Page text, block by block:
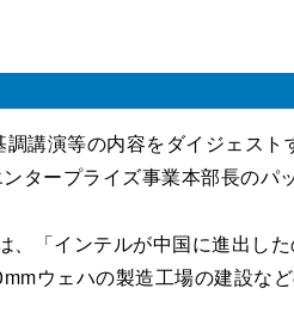
講演等の内容をダイジェスト
ープライズ事業本部長のパ
「インテルが中国に進出し
ウェハの製造工場の建設な